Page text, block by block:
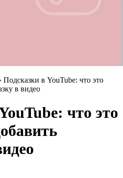
Подсказки в YouTube: что это
в видео
что это